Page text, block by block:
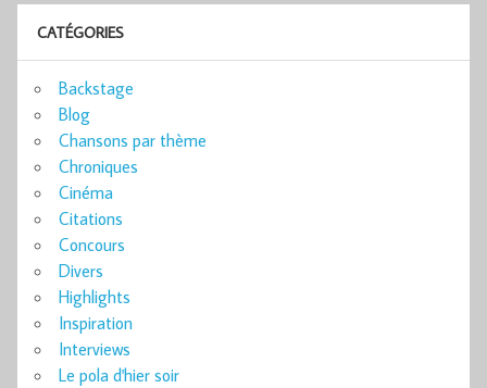
CATÉGORIES
Backstage
Blog
Chansons par thème
Chroniques
Cinéma
Citations
Concours
Divers
Highlights
Inspiration
Interviews
Le pola d'hier soir